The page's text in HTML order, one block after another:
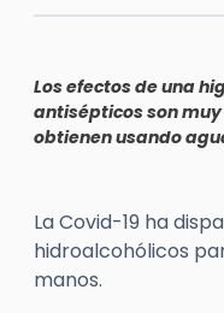
Los efectos de una
antisépticos son
obtienen usando
La Covid-19 ha
hidroalcohólicos
manos.